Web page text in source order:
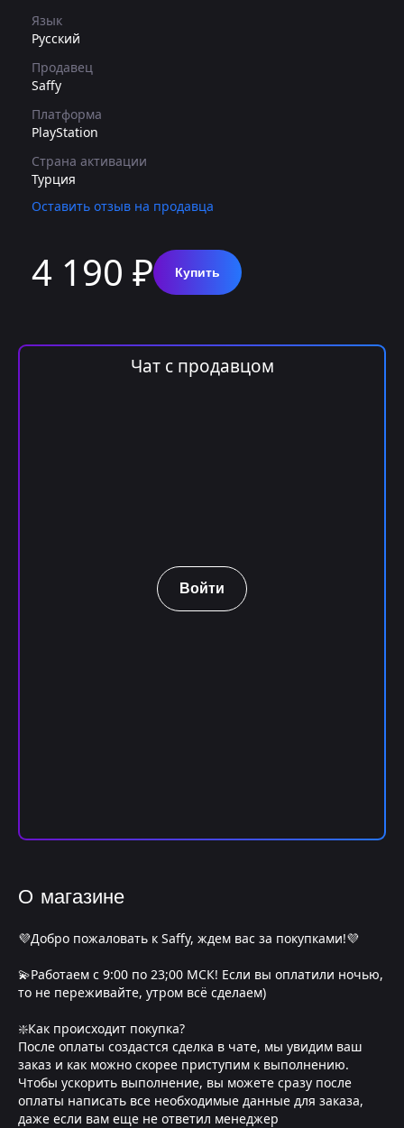
Язык
Русский
Продавец
Saffy
Платформа
PlayStation
Страна активации
Турция
Оставить отзыв на продавца
4 190 ₽ Купить
Чат с продавцом
Войти
О магазине
💜Добро пожаловать к Saffy, ждем вас за покупками!💜
💫Работаем с 9:00 по 23;00 МСК! Если вы оплатили ночью,
то не переживайте, утром всё сделаем)
❇️Как происходит покупка?
После оплаты создастся сделка в чате, мы увидим ваш
заказ и как можно скорее приступим к выполнению.
Чтобы ускорить выполнение, вы можете сразу после
оплаты написать все необходимые данные для заказа,
даже если вам еще не ответил менеджер